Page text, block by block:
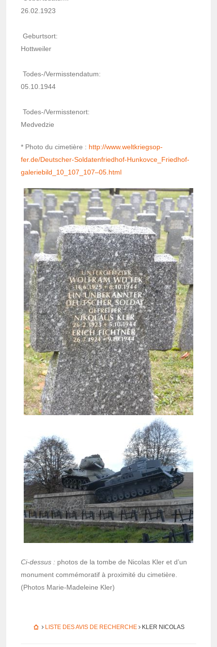
26.02.1923
Geburt­sort:
Hott­wei­ler
Todes-/Vermiss­ten­da­tum:
05.10.1944
Todes-/Vermiss­te­nort:
Medved­zie
* Photo du cime­tière : http://www.welt­krieg­sop­
fer.de/Deut­scher-Solda­ten­fried­hof-Hunkovce_Fried­hof­
ga­le­rie­bild_10_107_107–05.html
Ci-dessus : photos de la tombe de Nico­las Kler et d’un
monu­ment commé­mo­ra­tif à proxi­mité du cime­tière.
(Photos Marie-Made­leine Kler)
LISTE DES AVIS DE RECHERCHE KLER NICO­LAS